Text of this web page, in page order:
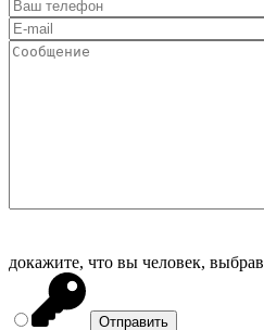
докажите, что вы человек, выбрав